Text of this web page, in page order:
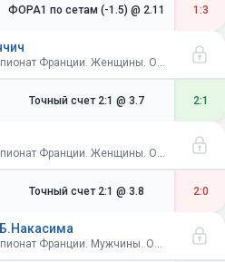
ФОРА1 по сетам (-1.5) @ 2.11 1:3
Теннис / Открытый чемпионат Франции. Женщины. Одиночный разряд. 1/8 финала
Точный счет 2:1 @ 3.7 2:1
Теннис / Открытый чемпионат Франции. Женщины. Одиночный разряд. 1/8 финала
Точный счет 2:1 @ 3.8 2:0
Теннис / Открытый чемпионат Франции. Мужчины. Одиночный разряд. 1/16 финала